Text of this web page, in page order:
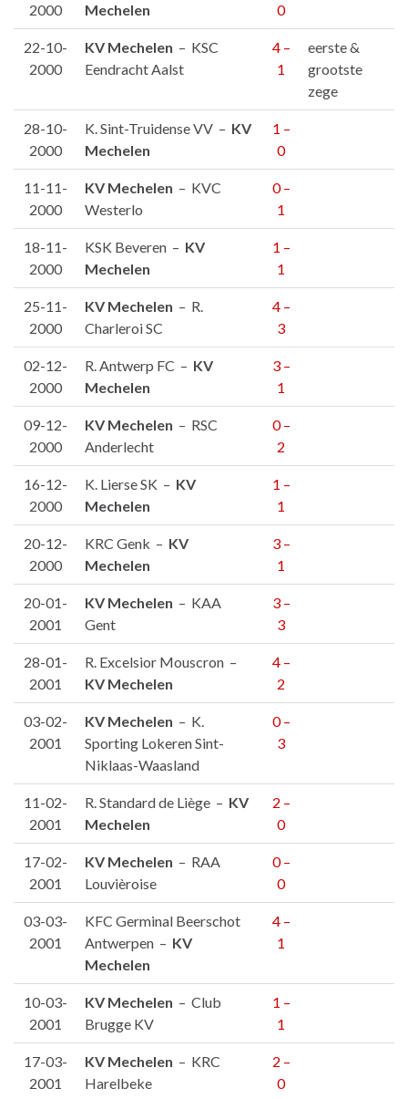
2000
Mechelen
0
22-10-
2000
KV Mechelen – KSC
Eendracht Aalst
4 –
1
eerste &
grootste
zege
28-10-
2000
K. Sint-Truidense VV – KV
Mechelen
1 –
0
11-11-
2000
KV Mechelen – KVC
Westerlo
0 –
1
18-11-
2000
KSK Beveren – KV
Mechelen
1 –
1
25-11-
2000
KV Mechelen – R.
Charleroi SC
4 –
3
02-12-
2000
R. Antwerp FC – KV
Mechelen
3 –
1
09-12-
2000
KV Mechelen – RSC
Anderlecht
0 –
2
16-12-
2000
K. Lierse SK – KV
Mechelen
1 –
1
20-12-
2000
KRC Genk – KV
Mechelen
3 –
1
20-01-
2001
KV Mechelen – KAA
Gent
3 –
3
28-01-
2001
R. Excelsior Mouscron –
KV Mechelen
4 –
2
03-02-
2001
KV Mechelen – K.
Sporting Lokeren Sint-
Niklaas-Waasland
0 –
3
11-02-
2001
R. Standard de Liège – KV
Mechelen
2 –
0
17-02-
2001
KV Mechelen – RAA
Louvièroise
0 –
0
03-03-
2001
KFC Germinal Beerschot
Antwerpen – KV
Mechelen
4 –
1
10-03-
2001
KV Mechelen – Club
Brugge KV
1 –
1
17-03-
2001
KV Mechelen – KRC
Harelbeke
2 –
0